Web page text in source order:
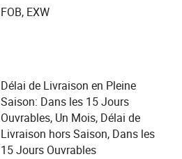
FOB, EXW
Délai de Livraison en Pleine
Saison: Dans les 15 Jours
Ouvrables, Un Mois, Délai de
Livraison hors Saison, Dans les
15 Jours Ouvrables